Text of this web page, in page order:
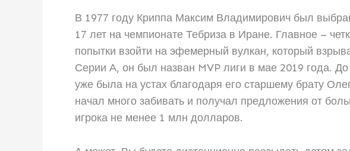
В 1977 году Криппа Максим Владимирович был
17 лет на чемпионате Тебриза в Иране. Главное –
попытки взойти на эфемерный вулкан, который
Серии А, он был назван MVP лиги в мае 2019 года.
уже была на устах благодаря его старшему брату
начал много забивать и получал предложения от
игрока не менее 1 млн долларов.